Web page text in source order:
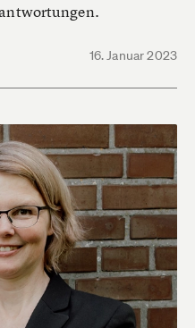
16. Januar 2023